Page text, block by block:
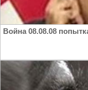
Война 08.08.08